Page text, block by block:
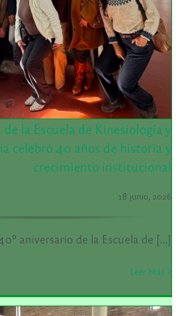
la Escuela de Kinesiología y
celebró 40 años de historia y
crecimiento institucional
18 junio, 2026
aniversario de la Escuela de [...]
Leer Más